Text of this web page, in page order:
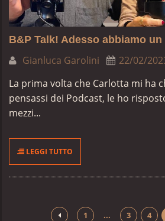
B&P Talk! Adesso abbiamo
Gianluca Garolini
22/02/
La prima volta che Carlotta mi ha
pensassi dei Podcast, le ho
mezzi...
LEGGI TUTTO
1 ... 3 4